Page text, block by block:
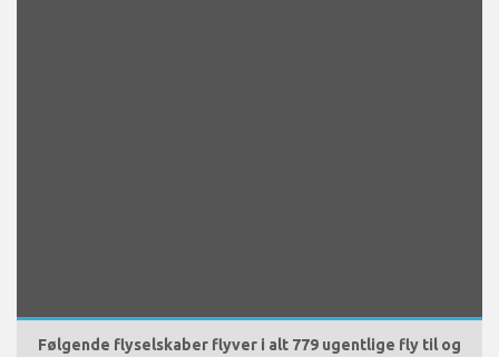
Følgende flyselskaber flyver i alt 779 ugentlige fly til og